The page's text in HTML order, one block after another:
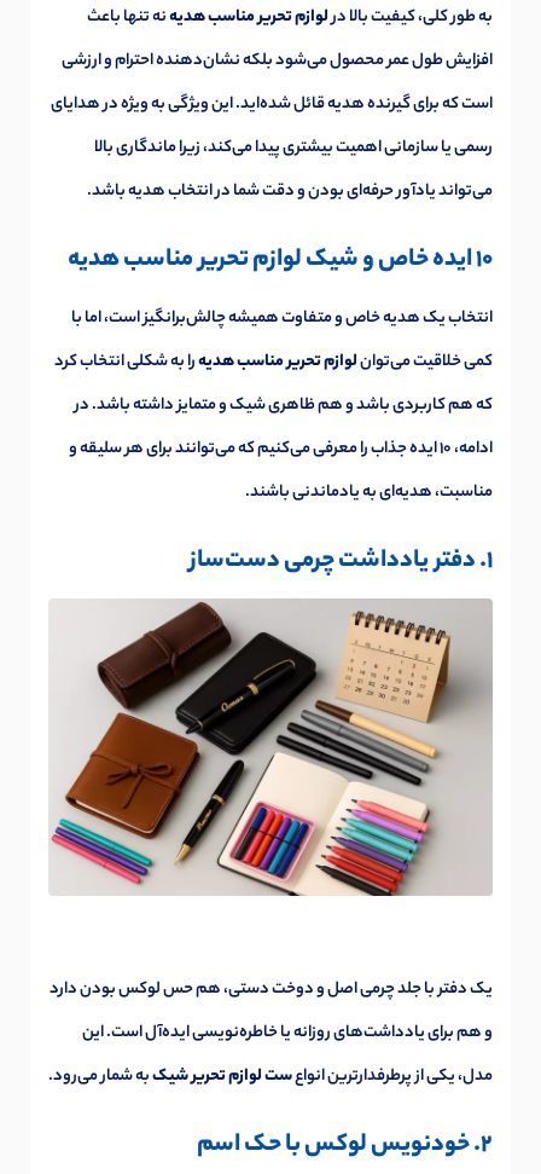
به طور کلی، کیفیت بالا درلوازم تحریر مناسب هدیهنه تنها باعث
افزایش طول عمر محصول می‌شود بلکه نشان‌دهنده احترام و ارزشی
است که برای گیرنده هدیه قائل شده‌اید. این ویژگی به ویژه در هدایای
رسمی یا سازمانی اهمیت بیشتری پیدا می‌کند، زیرا ماندگاری بالا
می‌تواند یادآور حرفه‌ای بودن و دقت شما در انتخاب هدیه باشد.
10 ایده خاص و شیک لوازم تحریر مناسب هدیه
انتخاب یک هدیه خاص و متفاوت همیشه چالش‌برانگیز است، اما با
کمی خلاقیت می‌توانلوازم تحریر مناسب هدیهرا به شکلی انتخاب کرد
که هم کاربردی باشد و هم ظاهری شیک و متمایز داشته باشد. در
ادامه، ۱۰ ایده جذاب را معرفی می‌کنیم که می‌توانند برای هر سلیقه و
مناسبت، هدیه‌ای به یادماندنی باشند.
1. دفتر یادداشت چرمی دست‌ساز
یک دفتر با جلد چرمی اصل و دوخت دستی، هم حس لوکس بودن دارد
و هم برای یادداشت‌های روزانه یا خاطره‌نویسی ایده‌آل است. این
مدل، یکی از پرطرفدارترین انواعست لوازم تحریر شیکبه شمار می‌رود.
2. خودنویس لوکس با حک اسم